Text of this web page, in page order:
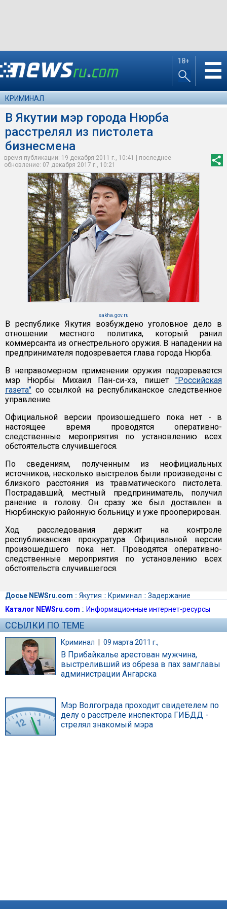
18+ ☰
КРИМИНАЛ
В Якутии мэр города Нюрба
расстрелял из пистолета
бизнесмена
время публикации: 19 декабря 2011 г., 10:41 | последнее
обновление: 07 декабря 2017 г., 10:21
sakha.gov.ru
В республике Якутия возбуждено уголовное дело в
отношении местного политика, который ранил
коммерсанта из огнестрельного оружия. В нападении на
предпринимателя подозревается глава города Нюрба.
В неправомерном применении оружия подозревается
мэр Нюрбы Михаил Пан-си-хэ, пишет "Российская
газета" со ссылкой на республиканское следственное
управление.
Официальной версии произошедшего пока нет - в
настоящее время проводятся оперативно-
следственные мероприятия по установлению всех
обстоятельств случившегося.
По сведениям, полученным из неофициальных
источников, несколько выстрелов были произведены с
близкого расстояния из травматического пистолета.
Пострадавший, местный предприниматель, получил
ранение в голову. Он сразу же был доставлен в
Нюрбинскую районную больницу и уже прооперирован.
Ход расследования держит на контроле
республиканская прокуратура. Официальной версии
произошедшего пока нет. Проводятся оперативно-
следственные мероприятия по установлению всех
обстоятельств случившегося.
Досье NEWSru.com :: Якутия :: Криминал :: Задержание
Каталог NEWSru.com :: Информационные интернет-ресурсы
ССЫЛКИ ПО ТЕМЕ
Криминал | 09 марта 2011 г.,
В Прибайкалье арестован мужчина,
выстреливший из обреза в пах замглавы
администрации Ангарска
Мэр Волгограда проходит свидетелем по
делу о расстреле инспектора ГИБДД -
стрелял знакомый мэра